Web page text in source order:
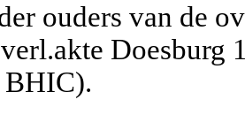
ouders van de
Doesburg
BHIC).